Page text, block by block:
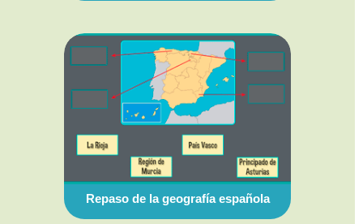
Repaso de la geografía española